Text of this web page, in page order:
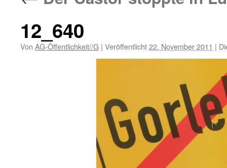
12_640
Von AG-Öffentlichkeit//G | Veröffentlicht22. November 2011 |